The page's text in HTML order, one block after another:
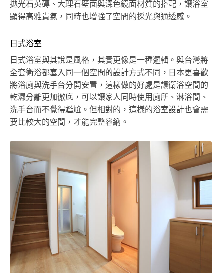
拋光石英磚、大理石壁面與深色鏡面材質的搭配，讓浴室
顯得高雅貴氣，同時也增強了空間的採光與通透感。
日式浴室
日式浴室與其說是風格，其實更像是一種邏輯。與台灣將
全套衛浴都塞入同一個空間的設計方式不同，日本更喜歡
將浴廁與洗手台分開安置，這樣做的好處是讓衛浴空間的
乾濕分離更加徹底，可以讓家人同時使用廁所、淋浴間、
洗手台而不覺得尷尬。但相對的，這樣的浴室設計也會需
要比較大的空間，才能完整容納。